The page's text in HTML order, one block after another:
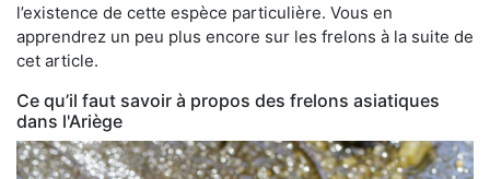
l’existence de cette espèce particulière. Vous en
apprendrez un peu plus encore sur les frelons à la suite de
cet article.
Ce qu’il faut savoir à propos des frelons asiatiques
dans l'Ariège